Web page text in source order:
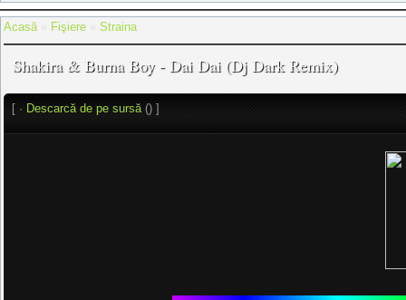
Acasă» Fişiere Straina
Shakira & Burna Boy - Dai Dai (Dj Dark Remix)
[ · Descarcă de pe sursă() ]